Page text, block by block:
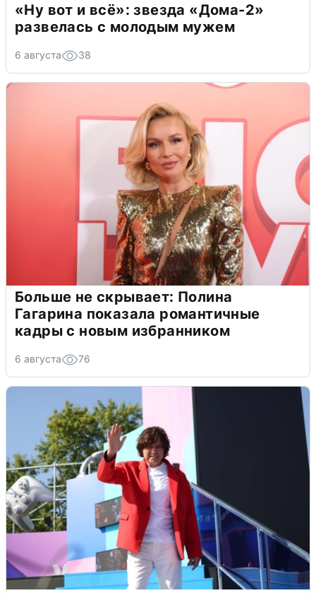
«Ну вот и всё»: звезда «Дома-2»
развелась с молодым мужем
6 августа 38
Больше не скрывает: Полина
Гагарина показала романтичные
кадры с новым избранником
6 августа 76